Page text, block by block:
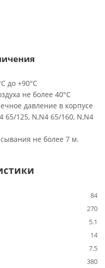
до +90°C
не более 40°C
давление в корпусе
65/125, N,N4 65/160, N,N4
не более 7 м.
84
270
5.1
14
7.5
380